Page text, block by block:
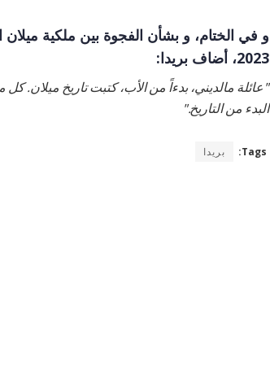
و في الختام، و بشأن الفجوة بين ملكية ميلان
2023، أضاف بريدا:
"عائلة مالديني، بدءاً من الأب، كتبت تاريخ ميلان.
البدء من التاريخ."
Tags: بريدا